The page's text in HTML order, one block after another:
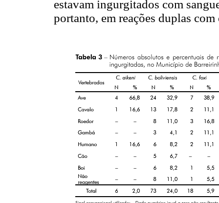
estavam ingurgitados com
portanto, em reações duplas